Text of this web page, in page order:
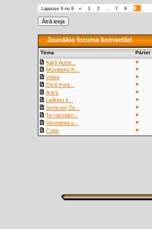
Lappuse 9 no 9 « 1 2 … 7 8 9
Jaunākie foruma komentāri
Tēma Pāriet
Karš Austr... ▼
Mūsdienu K...
▼
Video
▼
Otrā front...
▼
Ikars
▼
Liellopu k...
▼
Sveicam Ze...
▼
Te rakstām...
▼
Vērmahta u...
▼
Cope
▼